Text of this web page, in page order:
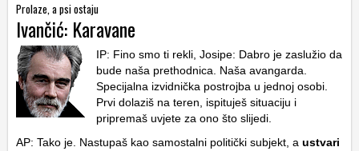
Prolaze, a psi ostaju
Ivančić: Karavane
IP: Fino smo ti rekli, Josipe: Dabro je zaslužio da
bude naša prethodnica. Naša avangarda.
Specijalna izvidnička postrojba u jednoj osobi.
Prvi dolaziš na teren, ispituješ situaciju i
pripremaš uvjete za ono što slijedi.
AP: Tako je. Nastupaš kao samostalni politički subjekt, a ustvari